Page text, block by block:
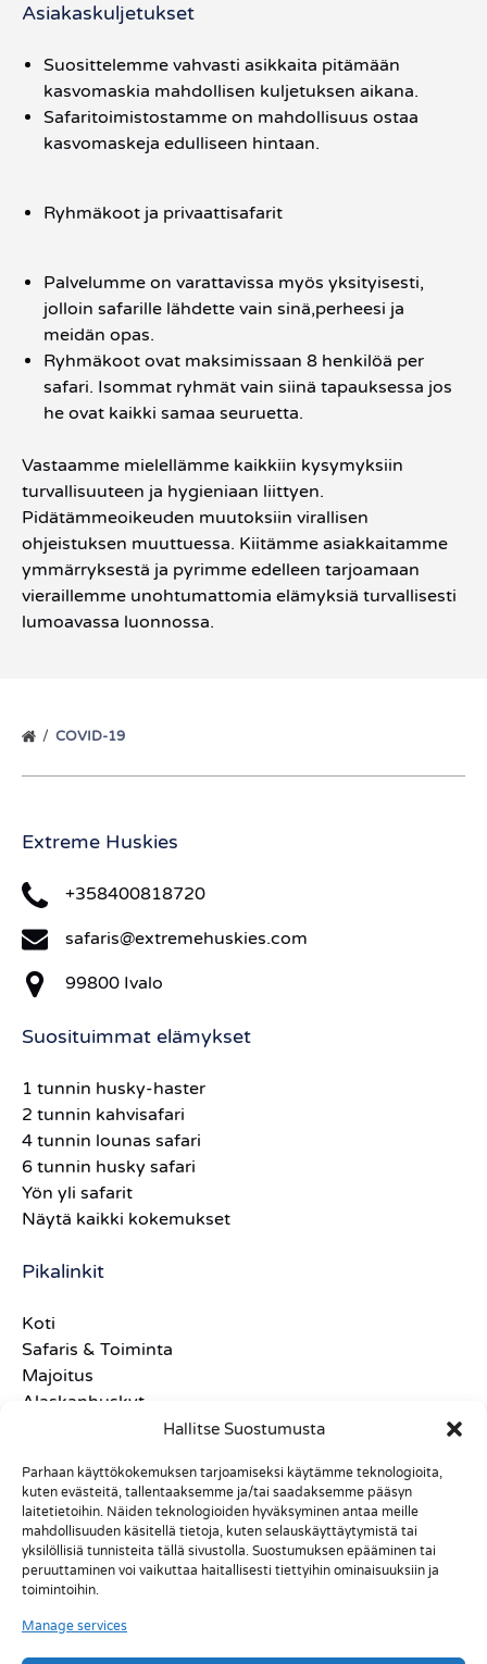
Hallitse Suostumusta
Parhaan käyttökokemuksen tarjoamiseksi käytämme teknologioita,
kuten evästeitä, tallentaaksemme ja/tai saadaksemme pääsyn
laitetietoihin. Näiden teknologioiden hyväksyminen antaa meille
mahdollisuuden käsitellä tietoja, kuten selauskäyttäytymistä tai
yksilöllisiä tunnisteita tällä sivustolla. Suostumuksen epääminen tai
peruuttaminen voi vaikuttaa haitallisesti tiettyihin ominaisuuksiin ja
toimintoihin.
Manage services
Asiakaskuljetukset
Suosittelemme vahvasti asikkaita pitämään
kasvomaskia mahdollisen kuljetuksen aikana.
Safaritoimistostamme on mahdollisuus ostaa
kasvomaskeja edulliseen hintaan.
Ryhmäkoot ja privaattisafarit
Palvelumme on varattavissa myös yksityisesti,
jolloin safarille lähdette vain sinä,perheesi ja
meidän opas.
Ryhmäkoot ovat maksimissaan 8 henkilöä per
safari. Isommat ryhmät vain siinä tapauksessa jos
he ovat kaikki samaa seuruetta.
Vastaamme mielellämme kaikkiin kysymyksiin
turvallisuuteen ja hygieniaan liittyen.
Pidätämmeoikeuden muutoksiin virallisen
ohjeistuksen muuttuessa. Kiitämme asiakkaitamme
ymmärryksestä ja pyrimme edelleen tarjoamaan
vieraillemme unohtumattomia elämyksiä turvallisesti
lumoavassa luonnossa.
COVID-19
Extreme Huskies
+358400818720
safaris@extremehuskies.com
99800 Ivalo
Suosituimmat elämykset
1 tunnin husky-haster
2 tunnin kahvisafari
4 tunnin lounas safari
6 tunnin husky safari
Yön yli safarit
Näytä kaikki kokemukset
Pikalinkit
Koti
Safaris & Toiminta
Majoitus
Alaskanhuskyt
Meidän tarinamme
Usein Kysytyt Kysymykset
Käyttöehdot
Ottaa yhteyttä